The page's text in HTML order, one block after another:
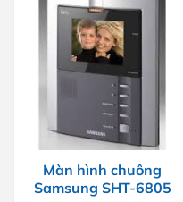
Màn hình chuông
Samsung SHT-6805